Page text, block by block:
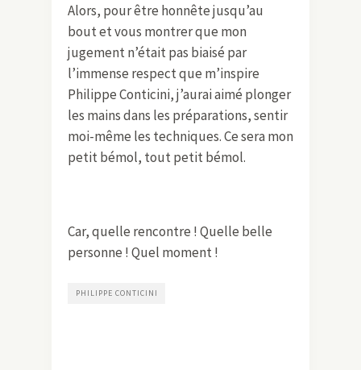
Alors, pour être honnête jusqu’au
bout et vous montrer que mon
jugement n’était pas biaisé par
l’immense respect que m’inspire
Philippe Conticini, j’aurai aimé plonger
les mains dans les préparations, sentir
moi-même les techniques. Ce sera mon
petit bémol, tout petit bémol.
Car, quelle rencontre ! Quelle belle
personne ! Quel moment !
PHILIPPE CONTICINI